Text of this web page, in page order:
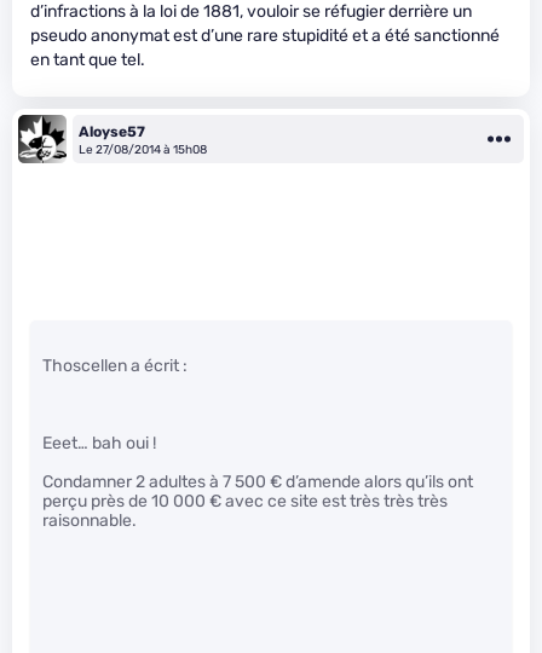
d’infractions à la loi de 1881, vouloir se réfugier derrière un
pseudo anonymat est d’une rare stupidité et a été sanctionné
en tant que tel.
Aloyse57
Le 27/08/2014 à 15h08
Thoscellen a écrit :
Eeet… bah oui !
Condamner 2 adultes à 7 500 € d’amende alors qu’ils ont
perçu près de 10 000 € avec ce site est très très très
raisonnable.